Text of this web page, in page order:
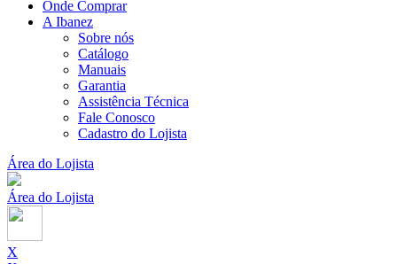
Onde Comprar
A Ibanez
Sobre nós
Catálogo
Manuais
Garantia
Assistência Técnica
Fale Conosco
Cadastro do Lojista
Área do Lojista
Área do Lojista
X